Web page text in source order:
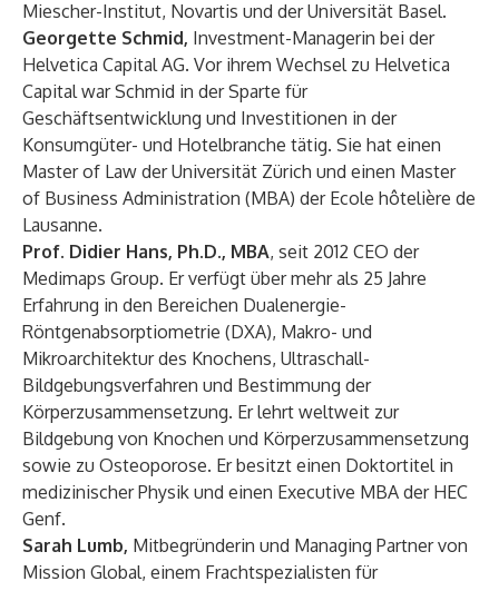
Miescher-Institut, Novartis und der Universität Basel.
Georgette Schmid, Investment-Managerin bei der
Helvetica Capital AG. Vor ihrem Wechsel zu Helvetica
Capital war Schmid in der Sparte für
Geschäftsentwicklung und Investitionen in der
Konsumgüter- und Hotelbranche tätig. Sie hat einen
Master of Law der Universität Zürich und einen Master
of Business Administration (MBA) der Ecole hôtelière de
Lausanne.
Prof. Didier Hans, Ph.D., MBA, seit 2012 CEO der
Medimaps Group. Er verfügt über mehr als 25 Jahre
Erfahrung in den Bereichen Dualenergie-
Röntgenabsorptiometrie (DXA), Makro- und
Mikroarchitektur des Knochens, Ultraschall-
Bildgebungsverfahren und Bestimmung der
Körperzusammensetzung. Er lehrt weltweit zur
Bildgebung von Knochen und Körperzusammensetzung
sowie zu Osteoporose. Er besitzt einen Doktortitel in
medizinischer Physik und einen Executive MBA der HEC
Genf.
Sarah Lumb, Mitbegründerin und Managing Partner von
Mission Global, einem Frachtspezialisten für